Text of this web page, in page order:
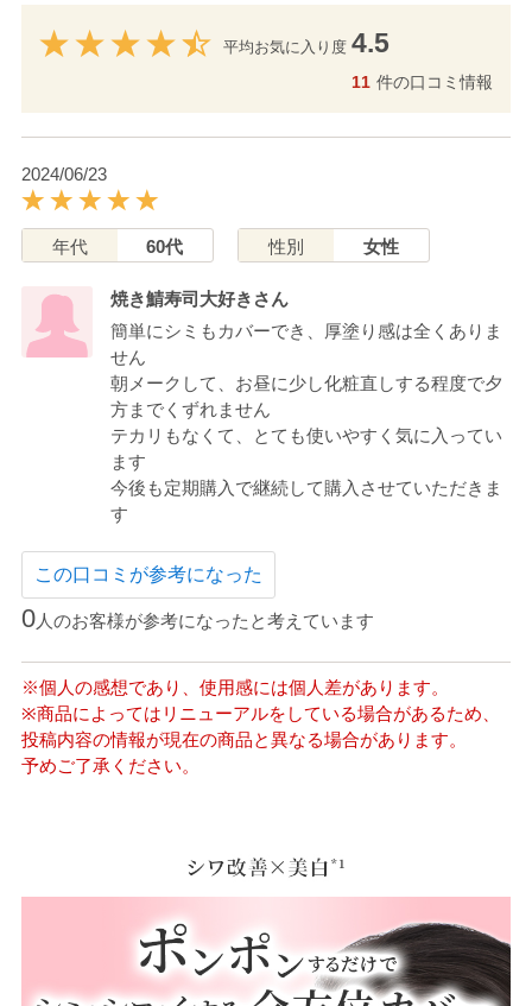
平均お気に入り度 4.5
11 件の口コミ情報
2024/06/23
年代 60代 性別 女性
焼き鯖寿司大好きさん
簡単にシミもカバーでき、厚塗り感は全くありま
せん
朝メークして、お昼に少し化粧直しする程度で夕
方までくずれません
テカリもなくて、とても使いやすく気に入ってい
ます
今後も定期購入で継続して購入させていただきま
す
この口コミが参考になった
0人のお客様が参考になったと考えています
※個人の感想であり、使用感には個人差があります。
※商品によってはリニューアルをしている場合があるため、
投稿内容の情報が現在の商品と異なる場合があります。
予めご了承ください。